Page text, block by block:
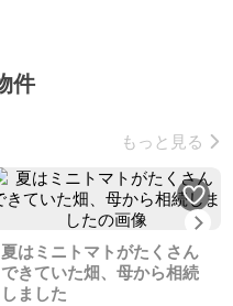
件
もっと見る
夏はミニトマトがたくさん
できていた畑、母から相続
しました